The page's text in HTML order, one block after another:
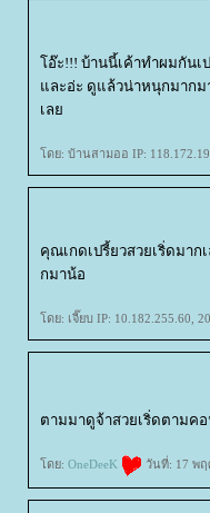
อ๊ะ!!! บ้านนี้เค้าทำผมกันเป
ละอ่ะ ดูแล้วน่าหนุกมากม
เล
ดย: บ้านสามออ IP:
คุณเกดเปรี้ยวสวยเริ่ดมา
กมาน้อ
ดย: เจี๊ยบ IP: 10.182.255.60,
ตามมาดูจ้าสวยเริ่ดตามค
ดย: OneDeeK วันที่: 17 พฤ